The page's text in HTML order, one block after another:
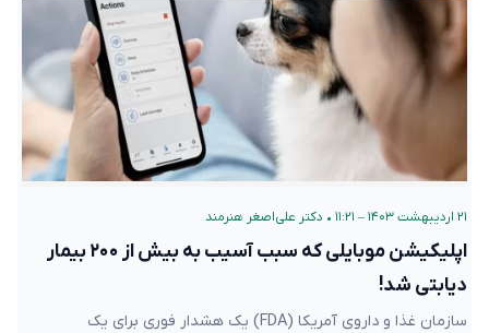
۲۱ اردیبهشت ۱۴۰۳ – ۱۱:۲۱ • دکتر علی‌اصغر هنرمند
اپلیکیشن موبایلی که سبب آسیب به بیش از ۲۰۰ بیمار
دیابتی شد!
سازمان غذا و داروی آمریکا (FDA) یک هشدار فوری برای یک